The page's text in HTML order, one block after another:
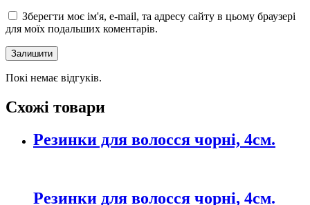
Зберегти моє ім'я, e-mail, та адресу сайту в цьому браузері
для моїх подальших коментарів.
Покі немає відгуків.
Схожі товари
Резинки для волосся чорні, 4см.
Резинки для волосся чорні, 4см.